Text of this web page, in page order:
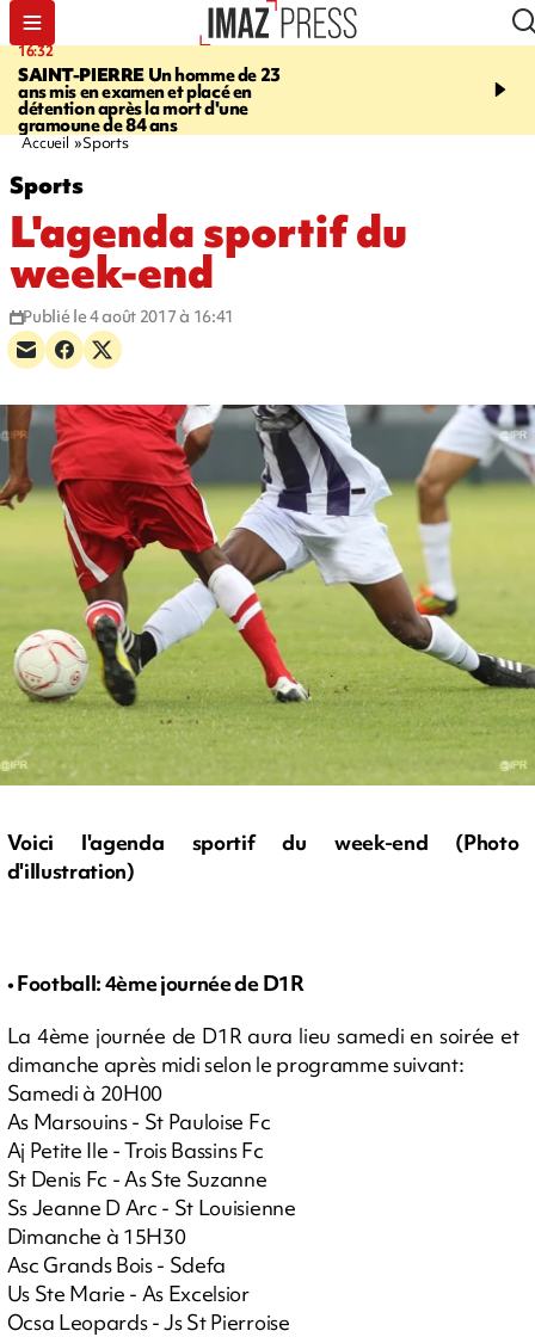
16:32
SAINT-PIERREUn homme de 23
ans mis en examen et placé en
détention après la mort d'une
gramoune de 84 ans
21:08
et Turquie scellent un
Accueil Sports
Sports
L'agenda sportif du
week-end
Publié le 4 août 2017 à 16:41
Voici l'agenda sportif du week-end (Photo
d'illustration)
• Football: 4ème journée de D1R
La 4ème journée de D1R aura lieu samedi en soirée et
dimanche après midi selon le programme suivant:
Samedi à 20H00
As Marsouins - St Pauloise Fc
Aj Petite Ile - Trois Bassins Fc
St Denis Fc - As Ste Suzanne
Ss Jeanne D Arc - St Louisienne
Dimanche à 15H30
Asc Grands Bois - Sdefa
Us Ste Marie - As Excelsior
Ocsa Leopards - Js St Pierroise